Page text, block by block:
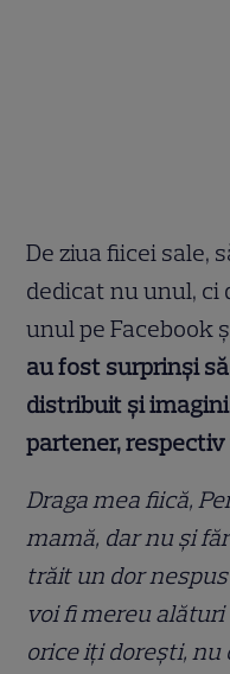
De ziua fiicei sale,
dedicat nu unul, ci
unul pe Facebook
au fost surprinși
distribuit și
partener, respectiv
Draga mea fiică,
mamă, dar nu și
trăit un dor
voi fi mereu
orice iți dorești, nu